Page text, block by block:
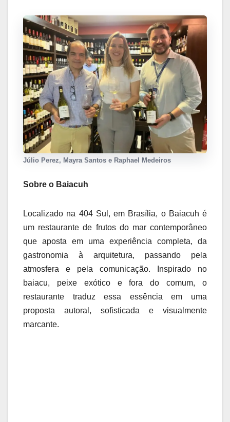
Júlio Perez, Mayra Santos e Raphael Medeiros
Sobre o Baiacuh
Localizado na 404 Sul, em Brasília, o Baiacuh é
um restaurante de frutos do mar contemporâneo
que aposta em uma experiência completa, da
gastronomia à arquitetura, passando pela
atmosfera e pela comunicação. Inspirado no
baiacu, peixe exótico e fora do comum, o
restaurante traduz essa essência em uma
proposta autoral, sofisticada e visualmente
marcante.